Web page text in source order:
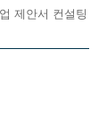
제안서 컨설팅